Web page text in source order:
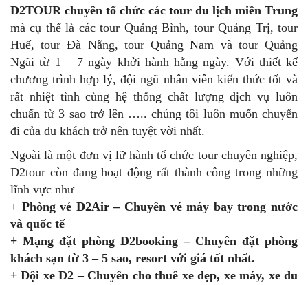
D2TOUR chuyên tổ chức các tour du lịch miền Trung
mà cụ thể là các tour Quảng Bình, tour Quảng Trị, tour
Huế, tour Đà Nẵng, tour Quảng Nam và tour Quảng
Ngãi từ 1 – 7 ngày khởi hành hằng ngày. Với thiết kế
chương trình hợp lý, đội ngũ nhân viên kiến thức tốt và
rất nhiệt tình cùng hệ thống chất lượng dịch vụ luôn
chuẩn từ 3 sao trở lên ….. chúng tôi luôn muốn chuyến
đi của du khách trở nên tuyệt vời nhất.
Ngoài là một đơn vị lữ hành tổ chức tour chuyên nghiệp,
D2tour còn đang hoạt động rất thành công trong những
lĩnh vực như
+ Phòng vé D2Air – Chuyên vé máy bay trong nước
và quốc tế
+ Mạng đặt phòng D2booking – Chuyên đặt phòng
khách sạn từ 3 – 5 sao, resort với giá tốt nhất.
+ Đội xe D2 – Chuyên cho thuê xe đẹp, xe máy, xe du